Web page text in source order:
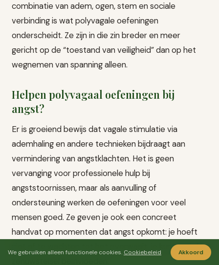
combinatie van adem, ogen, stem en sociale
verbinding is wat polyvagale oefeningen
onderscheidt. Ze zijn in die zin breder en meer
gericht op de “toestand van veiligheid” dan op het
wegnemen van spanning alleen.
Helpen polyvagaal oefeningen bij
angst?
Er is groeiend bewijs dat vagale stimulatie via
ademhaling en andere technieken bijdraagt aan
vermindering van angstklachten. Het is geen
vervanging voor professionele hulp bij
angststoornissen, maar als aanvulling of
ondersteuning werken de oefeningen voor veel
mensen goed. Ze geven je ook een concreet
handvat op momenten dat angst opkomt: je hoeft
niet af te wachten tot het overwaait, je kunt actief je
We gebruiken alleen functionele cookies. Cookiebeleid Akkoord